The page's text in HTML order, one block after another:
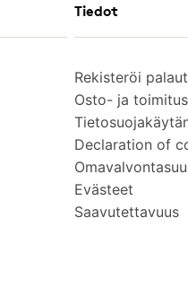
Tiedot
Rekisteröi
Osto- ja
Declaration of
Evästeet
Saavutettavuus